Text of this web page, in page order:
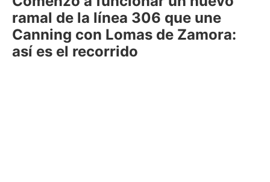
ramal de la línea 306 que une
Canning con Lomas de Zamora:
así es el recorrido